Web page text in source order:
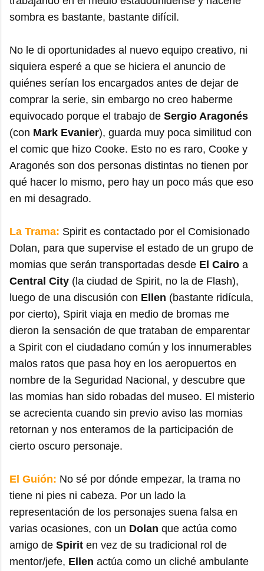
sombra es bastante, bastante difícil.
No le di oportunidades al nuevo equipo creativo, ni
siquiera esperé a que se hiciera el anuncio de
quiénes serían los encargados antes de dejar de
comprar la serie, sin embargo no creo haberme
equivocado porque el trabajo de Sergio Aragonés
(con Mark Evanier), guarda muy poca similitud con
el comic que hizo Cooke. Esto no es raro, Cooke y
Aragonés son dos personas distintas no tienen por
qué hacer lo mismo, pero hay un poco más que eso
en mi desagrado.
La Trama: Spirit es contactado por el Comisionado
Dolan, para que supervise el estado de un grupo de
momias que serán transportadas desde El Cairo a
Central City (la ciudad de Spirit, no la de Flash),
luego de una discusión con Ellen (bastante ridícula,
por cierto), Spirit viaja en medio de bromas me
dieron la sensación de que trataban de emparentar
a Spirit con el ciudadano común y los innumerables
malos ratos que pasa hoy en los aeropuertos en
nombre de la Seguridad Nacional, y descubre que
las momias han sido robadas del museo. El misterio
se acrecienta cuando sin previo aviso las momias
retornan y nos enteramos de la participación de
cierto oscuro personaje.
El Guión: No sé por dónde empezar, la trama no
tiene ni pies ni cabeza. Por un lado la
representación de los personajes suena falsa en
varias ocasiones, con un Dolan que actúa como
amigo de Spirit en vez de su tradicional rol de
mentor/jefe, Ellen actúa como un cliché ambulante